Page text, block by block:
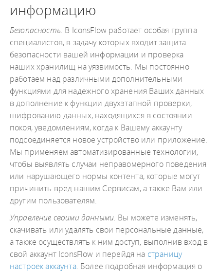
информацию
Безопасность. В IconsFlow работает особая группа
специалистов, в задачу которых входит защита
безопасности вашей информации и проверка
наших хранилищ на уязвимость. Мы постоянно
работаем над различными дополнительными
функциями для надежного хранения Ваших данных
в дополнение к функции двухэтапной проверки,
шифрованию данных, находящихся в состоянии
покоя, уведомлениям, когда к Вашему аккаунту
подсоединяется новое устройство или приложение.
Мы применяем автоматизированные технологии,
чтобы выявлять случаи неправомерного поведения
или нарушающего нормы контента, которые могут
причинить вред нашим Сервисам, а также Вам или
другим пользователям.
Управление своими данными. Вы можете изменять,
скачивать или удалять свои персональные данные,
а также осуществлять к ним доступ, выполнив вход в
свой аккаунт IconsFlow и перейдя на страницу
настроек аккаунта. Более подробная информация о